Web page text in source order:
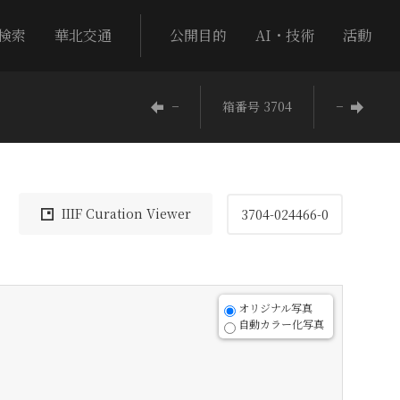
索 華北交通 公開目的 AI・技術 活動
− 箱番号 3704 −
IIIF Curation Viewer 3704-024466-0
オリジナル写真
自動カラー化写真